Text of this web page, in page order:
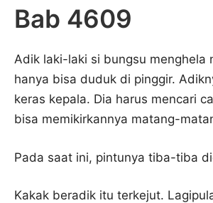
Bab 4609
Adik laki-laki si bungsu menghela
hanya bisa duduk di pinggir.
keras kepala. Dia harus mencari
bisa memikirkannya matang-
Pada saat ini, pintunya tiba-tiba
Kakak beradik itu terkejut.